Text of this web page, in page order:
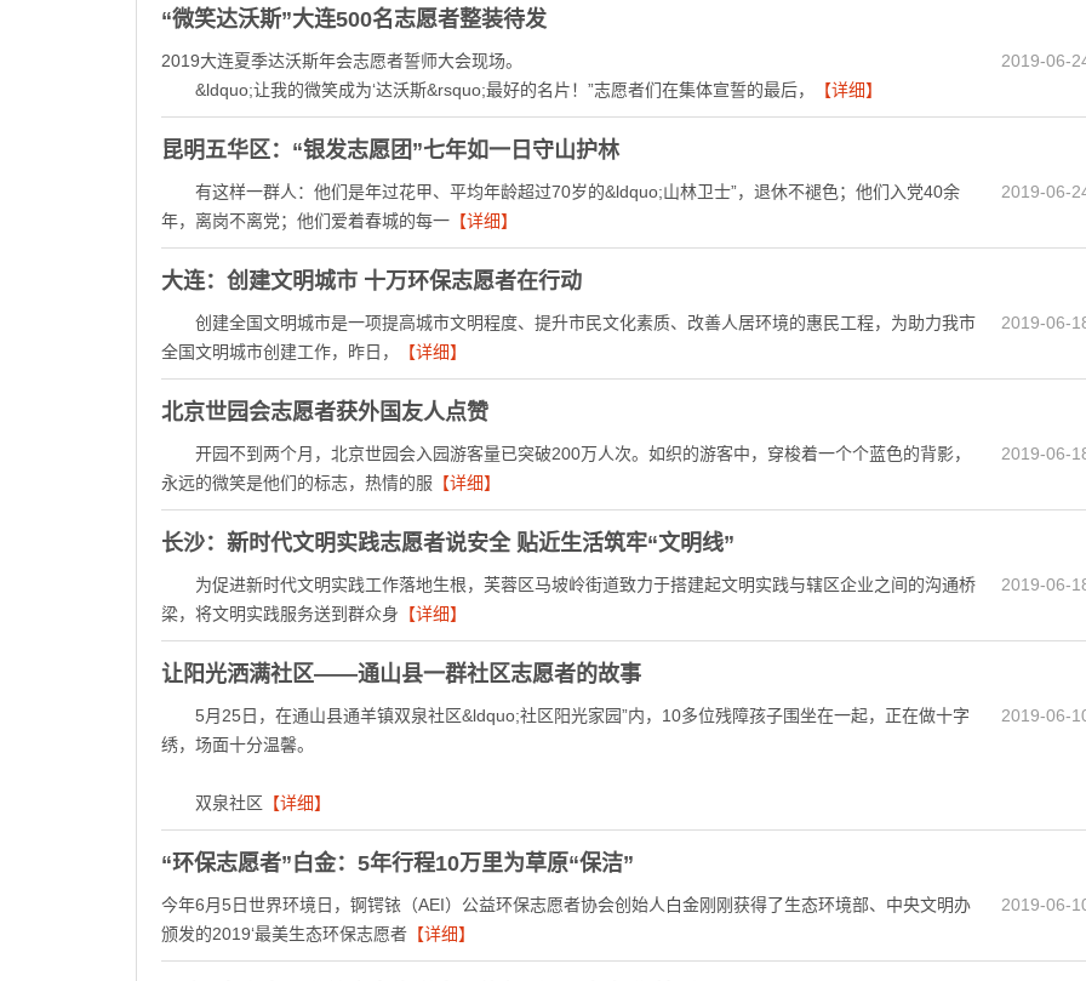
“微笑达沃斯”大连500名志愿者整装待发
2019-06-
2019大连夏季达沃斯年会志愿者誓师大会现场。
&ldquo;让我的微笑成为‘达沃斯&rsquo;最好的名片！”志愿者们在集体宣誓的最后，
【详细】
昆明五华区：“银发志愿团”七年如一日守山护林
2019-06-
有这样一群人：他们是年过花甲、平均年龄超过70岁的&ldquo;山林卫士”，退休不褪色；他们入党40余
年，离岗不离党；他们爱着春城的每一 【详细】
大连：创建文明城市 十万环保志愿者在行动
2019-06-
创建全国文明城市是一项提高城市文明程度、提升市民文化素质、改善人居环境的惠民工程，为助力我市
全国文明城市创建工作，昨日，
【详细】
北京世园会志愿者获外国友人点赞
2019-06-
开园不到两个月，北京世园会入园游客量已突破200万人次。如织的游客中，穿梭着一个个蓝色的背影，
永远的微笑是他们的标志，热情的服 【详细】
长沙：新时代文明实践志愿者说安全 贴近生活筑牢“文明线”
2019-06-
为促进新时代文明实践工作落地生根，芙蓉区马坡岭街道致力于搭建起文明实践与辖区企业之间的沟通桥
梁，将文明实践服务送到群众身 【详细】
让阳光洒满社区——通山县一群社区志愿者的故事
2019-06-
5月25日，在通山县通羊镇双泉社区&ldquo;社区阳光家园”内，10多位残障孩子围坐在一起，正在做十字
绣，场面十分温馨。
双泉社区 【详细】
“环保志愿者”白金：5年行程10万里为草原“保洁”
2019-06-
今年6月5日世界环境日，锕锷铱（AEI）公益环保志愿者协会创始人白金刚刚获得了生态环境部、中央文明办
颁发的2019‘最美生态环保志愿者 【详细】